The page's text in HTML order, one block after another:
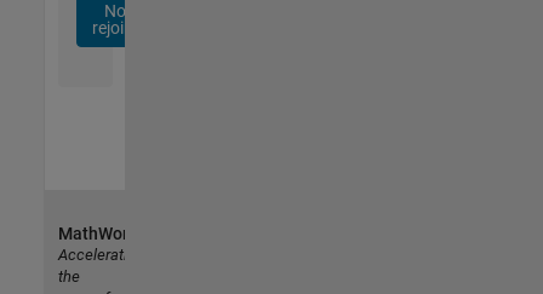
Nous
rejoindre
MathWorks
Accelerating
the